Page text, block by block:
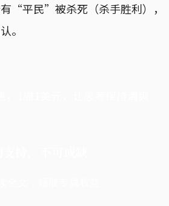
“平民”被杀死（杀手胜利），
。